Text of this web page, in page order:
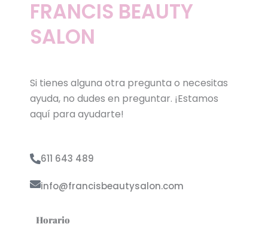
FRANCIS BEAUTY
SALON
Si tienes alguna otra pregunta o necesitas
ayuda, no dudes en preguntar. ¡Estamos
aquí para ayudarte!
611 643 489
info@francisbeautysalon.com
Horario